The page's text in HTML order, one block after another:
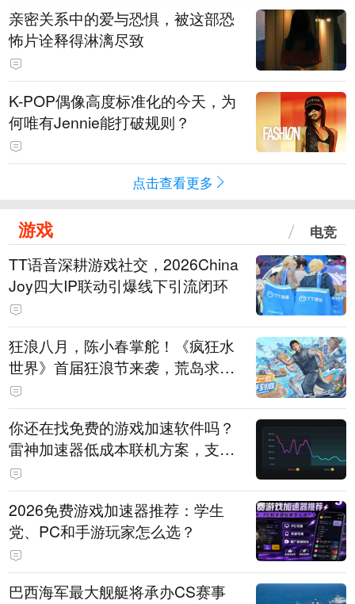
亲密关系中的爱与恐惧，被这部恐
怖片诠释得淋漓尽致
K-POP偶像高度标准化的今天，为
何唯有Jennie能打破规则？
点击查看更多
游戏 电竞
TT语音深耕游戏社交，2026China
Joy四大IP联动引爆线下引流闭环
狂浪八月，陈小春掌舵！《疯狂水
世界》首届狂浪节来袭，荒岛求生
直播即将开启
你还在找免费的游戏加速软件吗？
雷神加速器低成本联机方案，支持
免费试用
2026免费游戏加速器推荐：学生
党、PC和手游玩家怎么选？
巴西海军最大舰艇将承办CS赛事